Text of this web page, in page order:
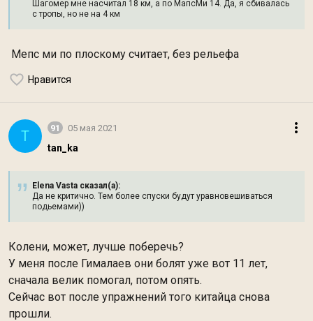
Шагомер мне насчитал 18 км, а по МапсМи 14. Да, я сбивалась
с тропы, но не на 4 км
Мепс ми по плоскому считает, без рельефа
Нравится
T 91 05 мая 2021
tan_ka
Elena Vasta сказал(а):
Да не критично. Тем более спуски будут уравновешиваться
подьемами))
Колени, может, лучше поберечь?
У меня после Гималаев они болят уже вот 11 лет,
сначала велик помогал, потом опять.
Сейчас вот после упражнений того китайца снова
прошли.